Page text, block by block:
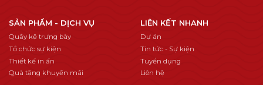
SẢN PHẨM - DỊCH VỤ
Quầy kệ trưng bày
Tổ chức sự kiện
Thiết kế in ấn
Quà tặng khuyến mãi
LIÊN KẾT NHANH
Dự án
Tin tức - Sự kiện
Tuyển dụng
Liên hệ